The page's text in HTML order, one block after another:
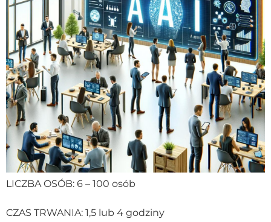
LICZBA OSÓB: 6 – 100 osób
CZAS TRWANIA: 1,5 lub 4 godziny